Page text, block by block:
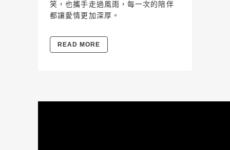
笑，也攜手走過風雨，每一次的陪伴
都讓愛情更加深厚。
READ MORE